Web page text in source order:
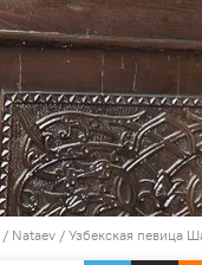
/ Nataev / Узбекская певица